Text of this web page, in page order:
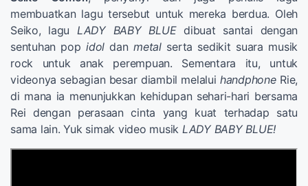
membuatkan lagu tersebut untuk mereka berdua. Oleh
Seiko, lagu LADY BABY BLUEdibuat santai dengan
sentuhan popidol danmetalserta sedikit suara musik
rock untuk anak perempuan. Sementara itu, untuk
videonya sebagian besar diambil melalui handphoneRie,
di mana ia menunjukkan kehidupan sehari-hari bersama
Rei dengan perasaan cinta yang kuat terhadap satu
sama lain. Yuk simak video musik LADY BABY BLUE!